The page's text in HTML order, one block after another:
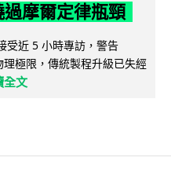
摩爾定律瓶頸
受近 5 小時專訪，警告
極限，傳統製程升級已失經
全文